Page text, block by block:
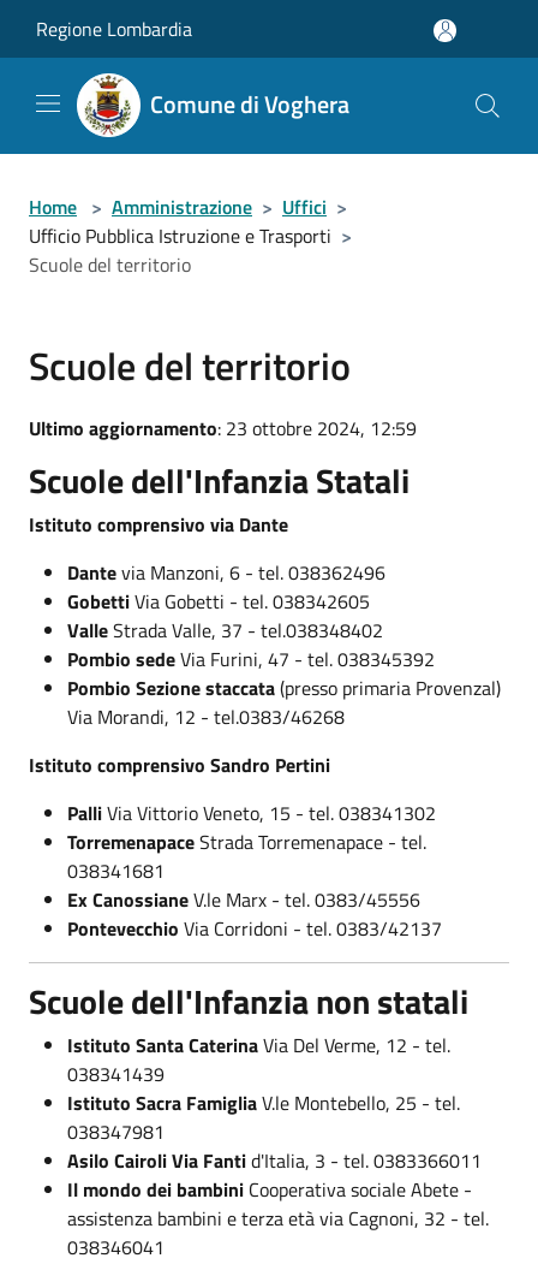
Regione Lombardia
Comune di Voghera
Home > Amministrazione > Uffici >
Ufficio Pubblica Istruzione e Trasporti >
Scuole del territorio
Scuole del territorio
Ultimo aggiornamento: 23 ottobre 2024, 12:59
Scuole dell'Infanzia Statali
Istituto comprensivo via Dante
Dantevia Manzoni, 6 - tel. 038362496
GobettiVia Gobetti - tel. 038342605
ValleStrada Valle, 37 - tel.038348402
Pombio sedeVia Furini, 47 - tel. 038345392
Pombio Sezione staccata(presso primaria Provenzal)
Via Morandi, 12 - tel.0383/46268
Istituto comprensivo Sandro Pertini
PalliVia Vittorio Veneto, 15 - tel. 038341302
TorremenapaceStrada Torremenapace - tel.
038341681
Ex CanossianeV.le Marx - tel. 0383/45556
Pontevecchio Via Corridoni - tel. 0383/42137
Scuole dell'Infanzia non statali
Istituto Santa CaterinaVia Del Verme, 12 - tel.
038341439
Istituto Sacra FamigliaV.le Montebello, 25 - tel.
038347981
Asilo Cairoli Via Fantid'Italia, 3 - tel. 0383366011
Il mondo dei bambini Cooperativa sociale Abete -
assistenza bambini e terza età via Cagnoni, 32 - tel.
038346041